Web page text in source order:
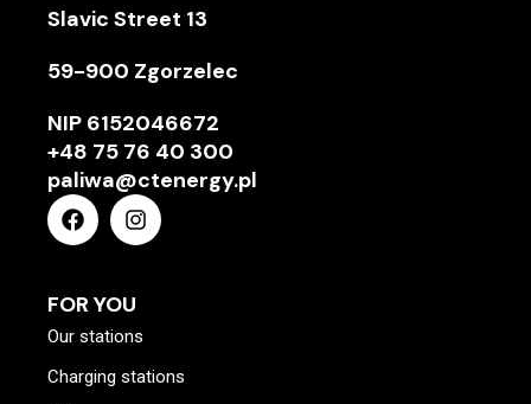
Slavic Street 13
59-900 Zgorzelec
NIP 6152046672
+48 75 76 40 300
paliwa@ctenergy.pl
FOR YOU
Our stations
Charging stations